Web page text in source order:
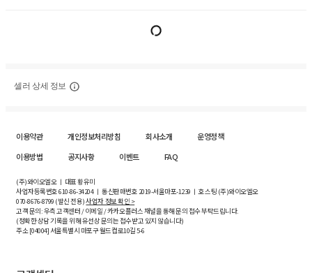
셀러 상세 정보
이용약관 개인정보처리방침 회사소개
운영정책
이용방법
공지사항 이벤트 FAQ
(주)와이오엘오 ㅣ 대표 황유미
사업자등록번호610-86-34204ㅣ 통신판매번호 2019-서울마포-1239 ㅣ 호스팅 (주)와이오엘오
070-8676-8799 (발신 전용)사업자 정보 확인 >
고객 문의: 우측 고객센터 / 이메일 / 카카오플러스 채널을 통해 문의 접수 부탁드립니다.
(정확한 상담 기록을 위해 유선상 문의는 접수받고 있지 않습니다)
주소 [04004] 서울특별시 마포구 월드컵로10길5-6